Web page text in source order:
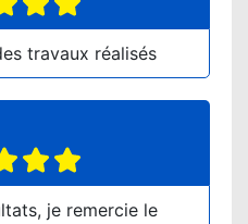
travaux réalisés
je remercie le